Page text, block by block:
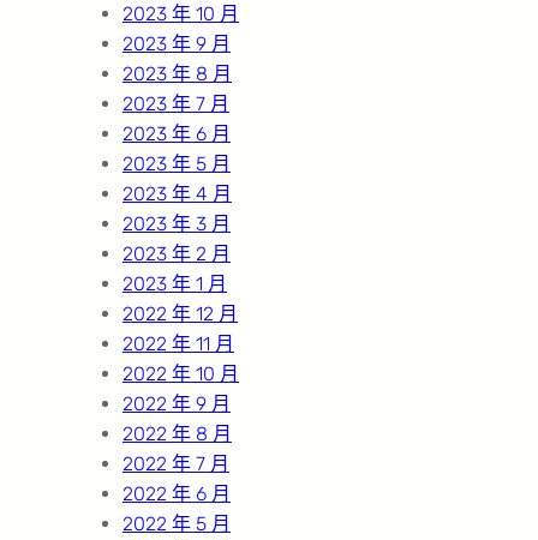
2023 年 10 月
2023 年 9 月
2023 年 8 月
2023 年 7 月
2023 年 6 月
2023 年 5 月
2023 年 4 月
2023 年 3 月
2023 年 2 月
2023 年 1 月
2022 年 12 月
2022 年 11 月
2022 年 10 月
2022 年 9 月
2022 年 8 月
2022 年 7 月
2022 年 6 月
2022 年 5 月